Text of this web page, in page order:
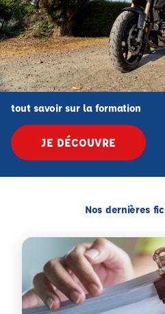
tout savoir sur la formation
JE DÉCOUVRE
Nos dernières